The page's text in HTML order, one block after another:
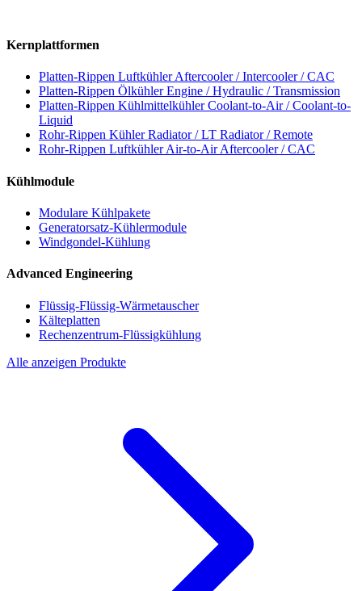
Kernplattformen
Platten-Rippen LuftkühlerAftercooler / Intercooler / CAC
Platten-Rippen ÖlkühlerEngine / Hydraulic / Transmission
Platten-Rippen KühlmittelkühlerCoolant-to-Air / Coolant-to-
Liquid
Rohr-Rippen KühlerRadiator / LT Radiator / Remote
Rohr-Rippen LuftkühlerAir-to-Air Aftercooler / CAC
Kühlmodule
Modulare Kühlpakete
Generatorsatz-Kühlermodule
Windgondel-Kühlung
Advanced Engineering
Flüssig-Flüssig-Wärmetauscher
Kälteplatten
Rechenzentrum-Flüssigkühlung
Alle anzeigen Produkte